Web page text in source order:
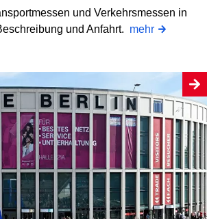
und Verkehrsmessen in
und Anfahrt. mehr